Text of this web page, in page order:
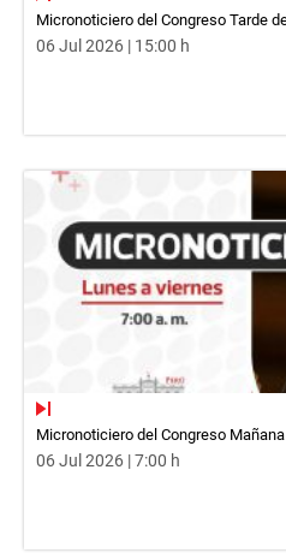
Micronoticiero del Congreso Tarde
06 Jul 2026 | 15:00 h
Micronoticiero del Congreso
06 Jul 2026 | 7:00 h